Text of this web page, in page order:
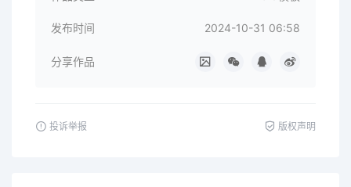
发布时间 2024-10-31 06:58
分享作品
投诉举报 版权声明